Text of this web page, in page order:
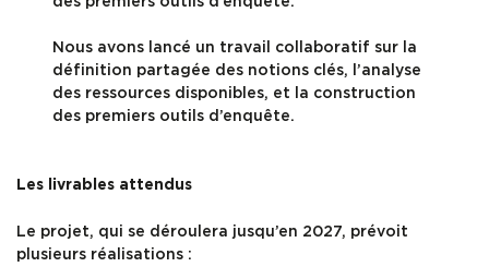
Nous avons lancé un travail collaboratif sur la
définition partagée des notions clés, l’analyse
des ressources disponibles, et la construction
des premiers outils d’enquête.
Les livrables attendus
Le projet, qui se déroulera jusqu’en 2027, prévoit
plusieurs réalisations :